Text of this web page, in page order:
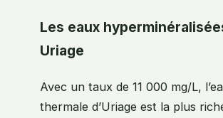
Les eaux
Uriage
Avec un taux de 11 000 mg/L,
thermale d’Uriage est la plus